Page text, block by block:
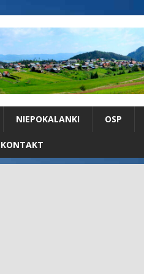
NIEPOKALANKI OSP
KONTAKT